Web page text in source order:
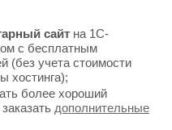
сайт на 1С-
с бесплатным
(без учета стоимости
хостинга);
более хороший
дополнительные